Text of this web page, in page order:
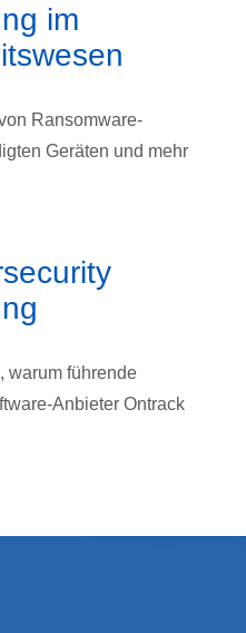
im
Ransomware-
Geräten und mehr
warum führende
Anbieter Ontrack